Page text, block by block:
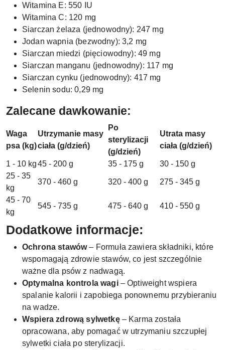
Witamina E: 550 IU
Witamina C: 120 mg
Siarczan żelaza (jednowodny): 247 mg
Jodan wapnia (bezwodny): 3,2 mg
Siarczan miedzi (pięciowodny): 49 mg
Siarczan manganu (jednowodny): 117 mg
Siarczan cynku (jednowodny): 417 mg
Selenin sodu: 0,29 mg
Zalecane dawkowanie:
Waga
psa (kg)
Utrzymanie masy
ciała (g/dzień)
Po
sterylizacji
(g/dzień)
Utrata masy
ciała (g/dzień)
1 - 10 kg45 - 200 g 35 - 175 g
30 - 150 g
25 - 35
kg
370 - 460 g 320 - 400 g 275 - 345 g
45 - 70
kg
545 - 735 g 475 - 640 g 410 - 550 g
Dodatkowe informacje:
Ochrona stawów– Formuła zawiera składniki, które
wspomagają zdrowie stawów, co jest szczególnie
ważne dla psów z nadwagą.
Optymalna kontrola wagi– Optiweight wspiera
spalanie kalorii i zapobiega ponownemu przybieraniu
na wadze.
Wspiera zdrową sylwetkę– Karma została
opracowana, aby pomagać w utrzymaniu szczupłej
sylwetki ciała po sterylizacji.